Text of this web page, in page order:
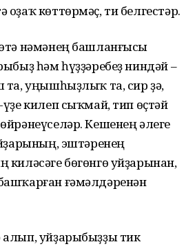
көттөрмәҫ, ти белгестәр.
нәмәнең башланғысы
һәм һүҙҙәребеҙ ниндәй –
уңышһыҙлыҡ та, сир ҙә,
килеп сыҡмай, тип өҫтәй
Кешенең әлеге
эштәренең
бөгөнгө уйҙарынан,
ғәмәлдәренән
уйҙарыбыҙҙы тик